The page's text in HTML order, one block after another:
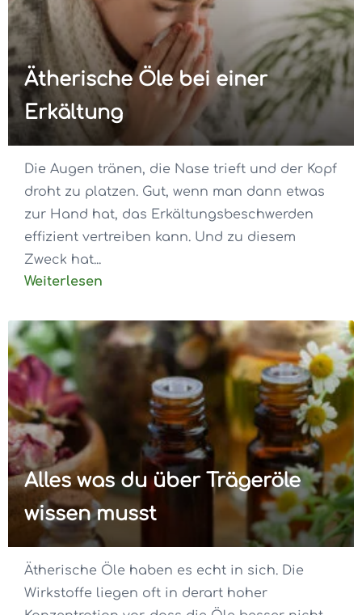
Ätherische Öle bei einer
Erkältung
Die Augen tränen, die Nase trieft und der Kopf
droht zu platzen. Gut, wenn man dann etwas
zur Hand hat, das Erkältungsbeschwerden
effizient vertreiben kann. Und zu diesem
Zweck hat...
Weiterlesen
Alles was du über Trägeröle
wissen musst
Ätherische Öle haben es echt in sich. Die
Wirkstoffe liegen oft in derart hoher